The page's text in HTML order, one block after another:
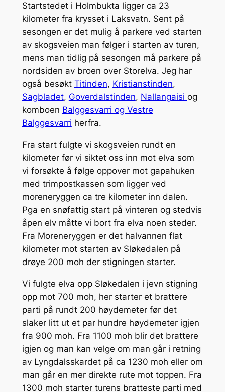
Startstedet i Holmbukta ligger ca 23
kilometer fra krysset i Laksvatn. Sent på
sesongen er det mulig å parkere ved starten
av skogsveien man følger i starten av turen,
mens man tidlig på sesongen må parkere på
nordsiden av broen over Storelva. Jeg har
også besøkt Titinden, Kristianstinden,
Sagbladet, Goverdalstinden, Nallangaisi og
komboen Balggesvarri og Vestre
Balggesvarri herfra.
Fra start fulgte vi skogsveien rundt en
kilometer før vi siktet oss inn mot elva som
vi forsøkte å følge oppover mot gapahuken
med trimpostkassen som ligger ved
moreneryggen ca tre kilometer inn dalen.
Pga en snøfattig start på vinteren og stedvis
åpen elv måtte vi bort fra elva noen steder.
Fra Moreneryggen er det halvannen flat
kilometer mot starten av Sløkedalen på
drøye 200 moh der stigningen starter.
Vi fulgte elva opp Sløkedalen i jevn stigning
opp mot 700 moh, her starter et brattere
parti på rundt 200 høydemeter før det
slaker litt ut et par hundre høydemeter igjen
fra 900 moh. Fra 1100 moh blir det brattere
igjen og man kan velge om man går i retning
av Lyngdalsskardet på ca 1230 moh eller om
man går en mer direkte rute mot toppen. Fra
1300 moh starter turens bratteste parti med